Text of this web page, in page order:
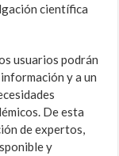
científica
usuarios podrán
y a un
De esta
de expertos,
y